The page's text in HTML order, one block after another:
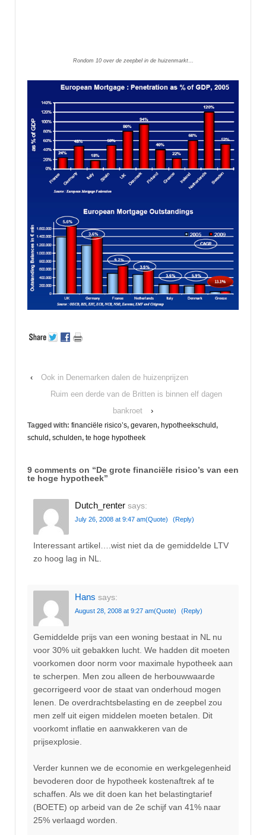
Rondom 10 over de zeepbel in de huizenmarkt…
‹
Ook in Denemarken dalen de huizenprijzen
Ruim een derde van de Britten is binnen elf dagen
bankroet
›
Tagged with: financiële risico’s, gevaren, hypotheekschuld,
schuld, schulden, te hoge hypotheek
9 comments on “De grote financiële risico’s van een
te hoge hypotheek”
Dutch_renter says:
July 26, 2008 at 9:47 am(Quote) (Reply)
Interessant artikel….wist niet da de gemiddelde LTV
zo hoog lag in NL.
Hans says:
August 28, 2008 at 9:27 am(Quote) (Reply)
Gemiddelde prijs van een woning bestaat in NL nu
voor 30% uit gebakken lucht. We hadden dit moeten
voorkomen door norm voor maximale hypotheek aan
te scherpen. Men zou alleen de herbouwwaarde
gecorrigeerd voor de staat van onderhoud mogen
lenen. De overdrachtsbelasting en de zeepbel zou
men zelf uit eigen middelen moeten betalen. Dit
voorkomt inflatie en aanwakkeren van de
prijsexplosie.
Verder kunnen we de economie en werkgelegenheid
bevoderen door de hypotheek kostenaftrek af te
schaffen. Als we dit doen kan het belastingtarief
(BOETE) op arbeid van de 2e schijf van 41% naar
25% verlaagd worden.